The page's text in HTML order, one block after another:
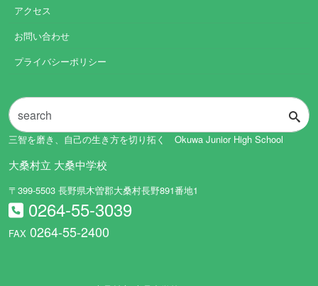
アクセス
お問い合わせ
プライバシーポリシー
三智を磨き、自己の生き方を切り拓く Okuwa Junior High School
大桑村立 大桑中学校
〒399-5503 長野県木曽郡大桑村長野891番地1
0264-55-3039
FAX 0264-55-2400